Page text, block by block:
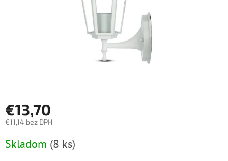
€13,70
€11,14 bez DPH
cena:
Skladom (8 ks)